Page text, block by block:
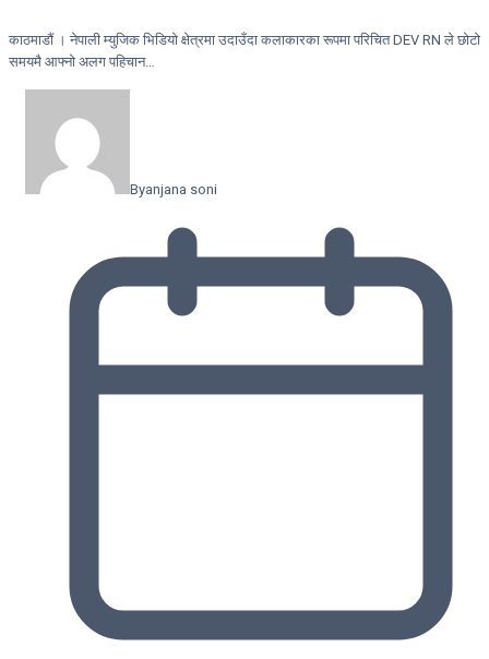
काठमाडौं । नेपाली म्युजिक भिडियो क्षेत्रमा उदाउँदा कलाकारका रूपमा परिचित DEV RN ले छोटो
समयमै आफ्नो अलग पहिचान…
Byanjana soni